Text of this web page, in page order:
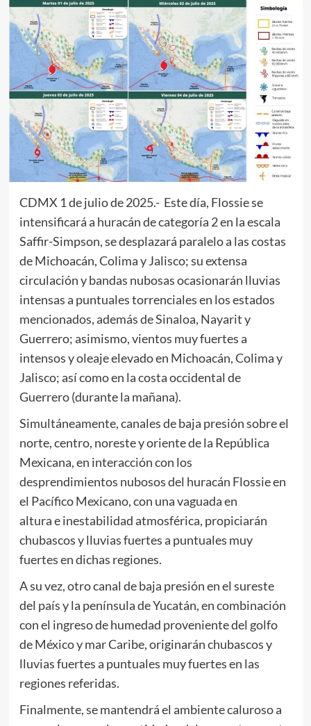
CDMX 1 de julio de 2025.- Este día, Flossie se
intensificará a huracán de categoría 2 en la escala
Saffir-Simpson, se desplazará paralelo a las costas
de Michoacán, Colima y Jalisco; su extensa
circulación y bandas nubosas ocasionarán lluvias
intensas a puntuales torrenciales en los estados
mencionados, además de Sinaloa, Nayarit y
Guerrero; asimismo, vientos muy fuertes a
intensos y oleaje elevado en Michoacán, Colima y
Jalisco; así como en la costa occidental de
Guerrero (durante la mañana).
Simultáneamente, canales de baja presión sobre el
norte, centro, noreste y oriente de la República
Mexicana, en interacción con los
desprendimientos nubosos del huracán Flossie en
el Pacífico Mexicano, con una vaguada en
altura e inestabilidad atmosférica, propiciarán
chubascos y lluvias fuertes a puntuales muy
fuertes en dichas regiones.
A su vez, otro canal de baja presión en el sureste
del país y la península de Yucatán, en combinación
con el ingreso de humedad proveniente del golfo
de México y mar Caribe, originarán chubascos y
lluvias fuertes a puntuales muy fuertes en las
regiones referidas.
Finalmente, se mantendrá el ambiente caluroso a